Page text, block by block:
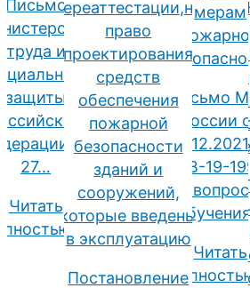
Письмо
труда и
защиты
от
27…
Читать
переаттестации,на
право
проектирования
средств
обеспечения
пожарной
безопасности
зданий и
сооружений,
которые введены
в эксплуатацию
Постановление
мерам
Письмо
России
ИВ-19-
по
Читать
за